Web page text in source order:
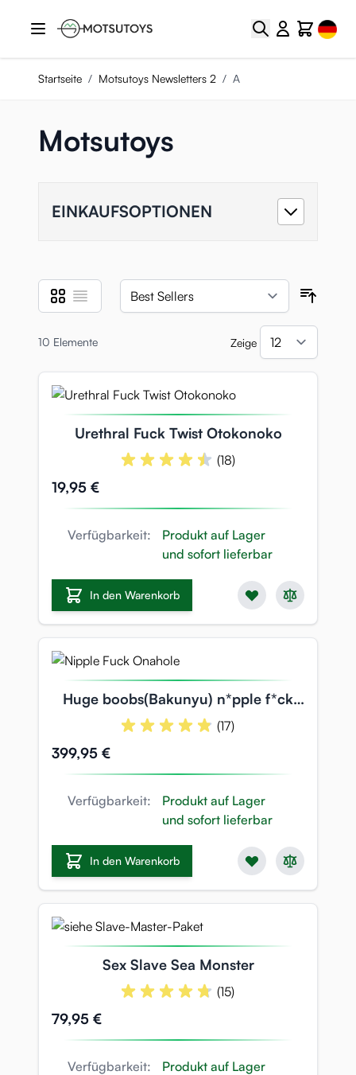
Suche CartSelect
Startseite / Motsutoys Newsletters 2 / A
Motsutoys
EINKAUFSOPTIONEN
Anzeigen als
Liste Liste
10 Elemente Zeige
Urethral Fuck Twist Otokonoko
(18)
19,95 €
Verfügbarkeit:
Produkt auf Lager
und sofort lieferbar
In den Warenkorb
Huge boobs(Bakunyu) n*pple f*ck
11KG
(17)
399,95 €
Verfügbarkeit:
Produkt auf Lager
und sofort lieferbar
In den Warenkorb
Sex Slave Sea Monster
(15)
79,95 €
Verfügbarkeit:
Produkt auf Lager